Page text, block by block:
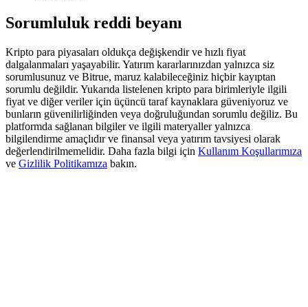
Deposit CASHCAT & Win
Exclusive for BitMart Users
Register & Trade to Win 500,000 USDT
Sorumluluk reddi beyanı
Kripto para piyasaları oldukça değişkendir ve hızlı fiyat
dalgalanmaları yaşayabilir. Yatırım kararlarınızdan yalnızca siz
sorumlusunuz ve Bitrue, maruz kalabileceğiniz hiçbir kayıptan
sorumlu değildir. Yukarıda listelenen kripto para birimleriyle ilgili
fiyat ve diğer veriler için üçüncü taraf kaynaklara güveniyoruz ve
bunların güvenilirliğinden veya doğruluğundan sorumlu değiliz. Bu
platformda sağlanan bilgiler ve ilgili materyaller yalnızca
bilgilendirme amaçlıdır ve finansal veya yatırım tavsiyesi olarak
değerlendirilmemelidir. Daha fazla bilgi için Kullanım Koşullarımıza
ve Gizlilik Politikamıza bakın.